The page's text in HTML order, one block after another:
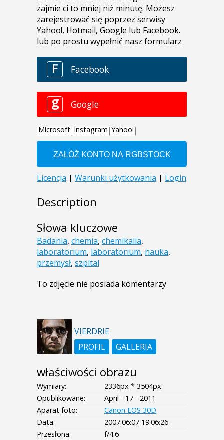
Description
Słowa kluczowe
Badania, chemia, chemikalia,
laboratorium, laboratorium, nauka,
przemysł, szpital
To zdjęcie nie posiada komentarzy
VIERDRIE
PROFIL
GALLERIA
właściwości obrazu
Wymiary:
2336px * 3504px
Opublikowane:
April - 17 - 2011
Aparat foto:
Canon EOS 30D
Data:
2007:06:07 19:06:26
Przesłona:
f/4.6